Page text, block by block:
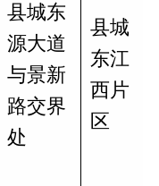
县城东
源大道
与景新
路交界
处
县城
东江
西片
区